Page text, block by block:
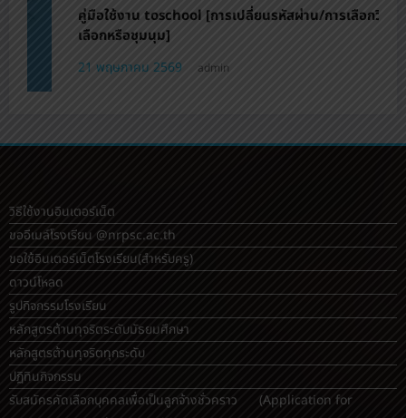
[การเปลี่ยนรหัสผ่าน/การเลือกวิชา
บ้าน
วิธีใช้งานอินเตอร์เน็ต
ขออีเมล์โรงเรียน @nrpsc.ac.th
ขอใช้อินเตอร์เน็ตโรงเรียน(สำหรับครู)
ดาวน์โหลด
รูปกิจกรรมโรงเรียน
หลักสูตรต้านทุจริตระดับมัธยมศึกษา